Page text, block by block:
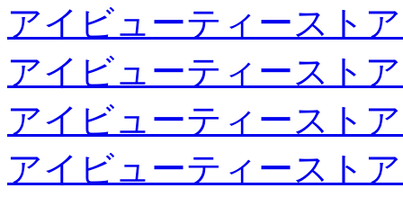
アイビューティースト
アイビューティースト
アイビューティースト
アイビューティースト